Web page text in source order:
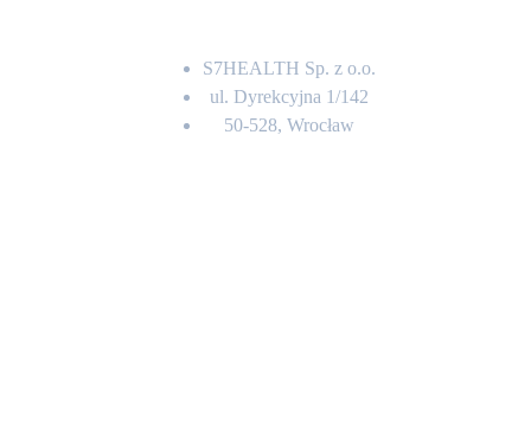
S7HEALTH Sp. z o.o.
ul. Dyrekcyjna 1/142
50-528, Wrocław